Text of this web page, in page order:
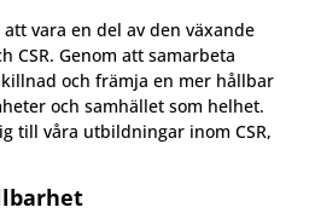
vara en del av den växande
CSR. Genom att samarbeta
och främja en mer hållbar
och samhället som helhet.
till våra utbildningar inom CSR,